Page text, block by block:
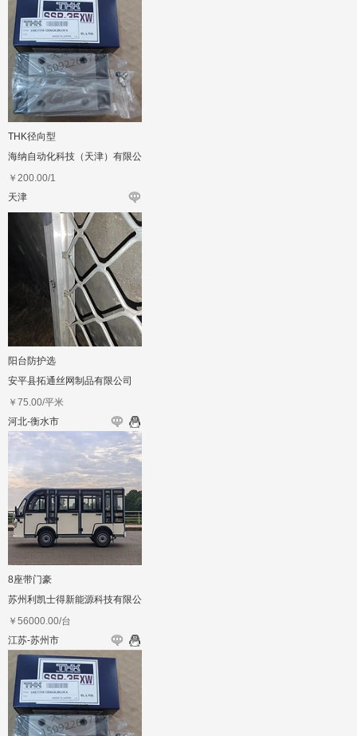
THK径向型
海纳自动化科技（天津）有限公
司
￥ 200.00/1
天津
阳台防护选
安平县拓通丝网制品有限公司
￥ 75.00/平米
河北-衡水市
8座带门豪
苏州利凯士得新能源科技有限公
司
￥ 56000.00/台
江苏-苏州市